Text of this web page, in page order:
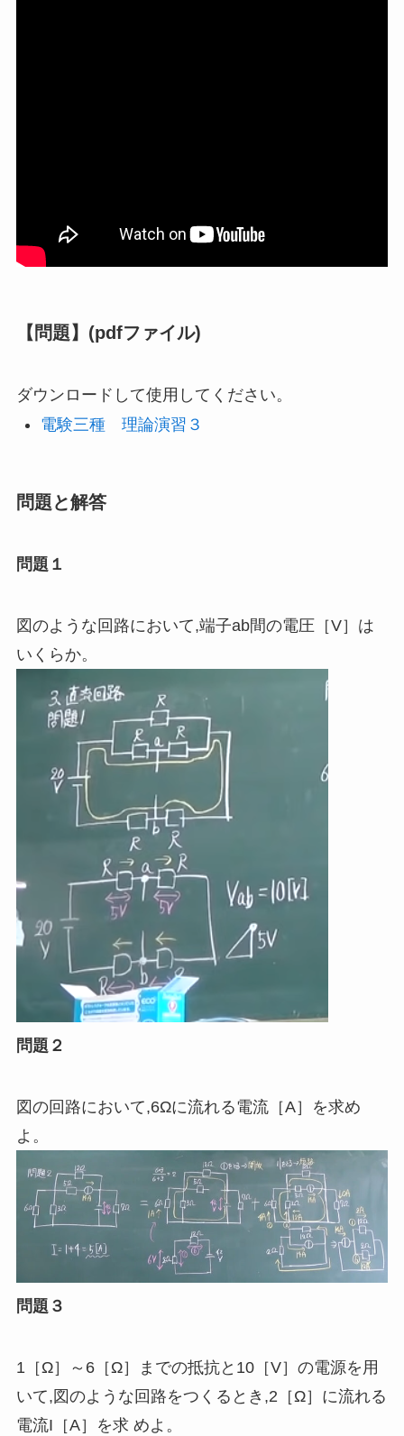
【問題】(pdfファイル)
ダウンロードして使用してください。
電験三種 理論演習３
問題と解答
問題１
図のような回路において,端子ab間の電圧［V］は
いくらか。
問題２
図の回路において,6Ωに流れる電流［A］を求め
よ。
問題３
1［Ω］～6［Ω］までの抵抗と10［V］の電源を用
いて, 図のような回路をつくるとき ,2［Ω］に流れる
電流I［A］を求 めよ。